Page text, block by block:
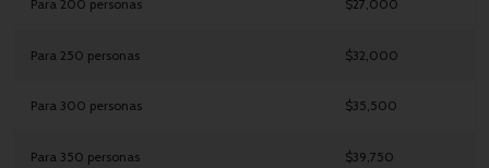
Para 200 personas $27,000
Para 250 personas $32,000
Para 300 personas $35,500
Para 350 personas $39,750